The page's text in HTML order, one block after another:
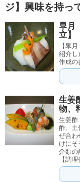
ジ】興味を持っ
皐月
立】
【皐
紹介し
作成の
生姜
物、
生姜酢
酢、土
ぜ合わ
けにそ
介類の
【調理